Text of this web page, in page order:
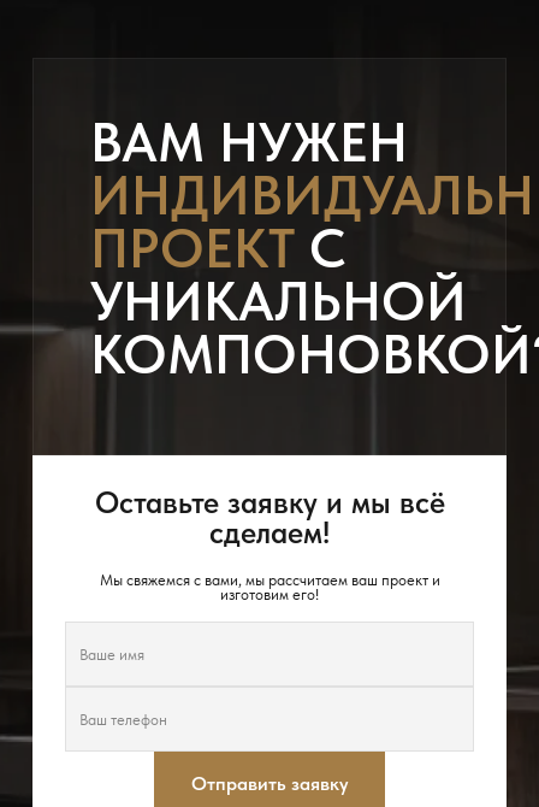
ВАМ НУЖЕН
ПРОЕКТС
УНИКАЛЬНОЙ
Оставьте заявку и мы всё
сделаем!
Мы свяжемся с вами, мы рассчитаем ваш проект и
изготовим его!
Отправить заявку